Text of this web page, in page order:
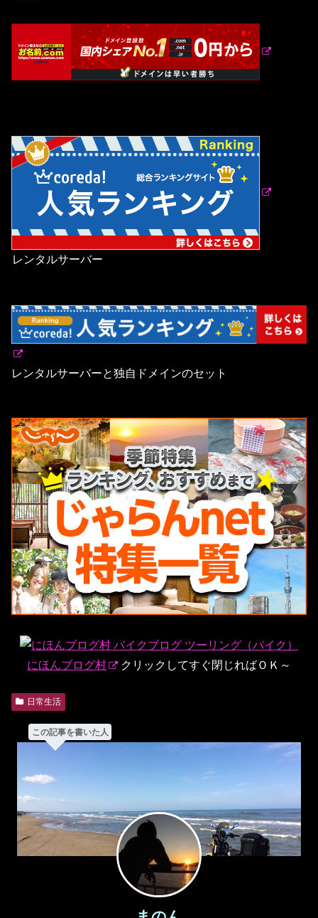
レンタルサーバー
レンタルサーバーと独自ドメインのセット
にほんブログ村 クリックしてすぐ閉じればＯＫ～
日常生活
この記事を書いた人